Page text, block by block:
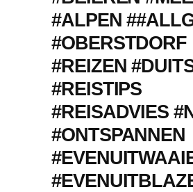
#ALPEN
#OBERSTDORF
#REIZEN
#REISTIPS
#REISADVIES
#ONTSPANNEN